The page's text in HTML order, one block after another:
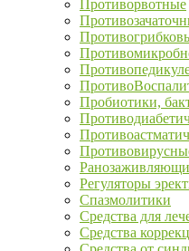
Противорвотные
Пробиотики,
Регуляторы
Спазмолитики
Средства для
Средства